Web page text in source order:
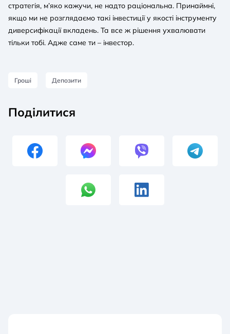
стратегія, м’яко кажучи, не надто раціональна. Принаймні,
якщо ми не розглядаємо такі інвестиції у якості інструменту
диверсифікації вкладень. Та все ж рішення ухвалювати
тільки тобі. Адже саме ти – інвестор.
Гроші Депозити
Поділитися